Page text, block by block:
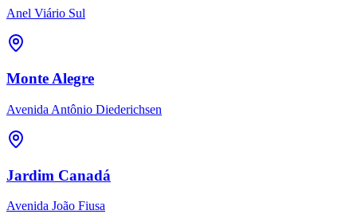
Anel Viário Sul
Monte Alegre
Avenida Antônio Diederichsen
Jardim Canadá
Avenida João Fiusa